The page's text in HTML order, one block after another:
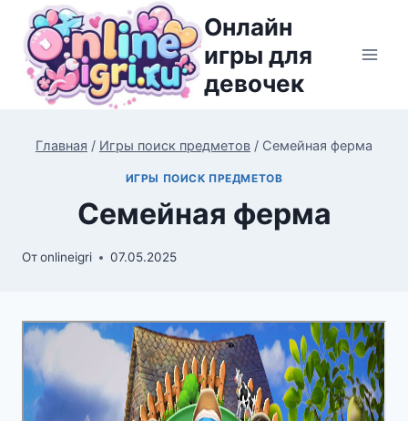
Перейти
содержимому
Онлайн
игры для
девочек
Главная / Игры поиск предметов / Семейная ферма
ИГРЫ ПОИСК ПРЕДМЕТОВ
Семейная ферма
Отonlineigri 07.05.2025